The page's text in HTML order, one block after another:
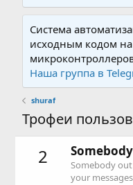
Система
исходным кодом на
Наша группа в
shuraf
Трофеи
2
Somebody
your